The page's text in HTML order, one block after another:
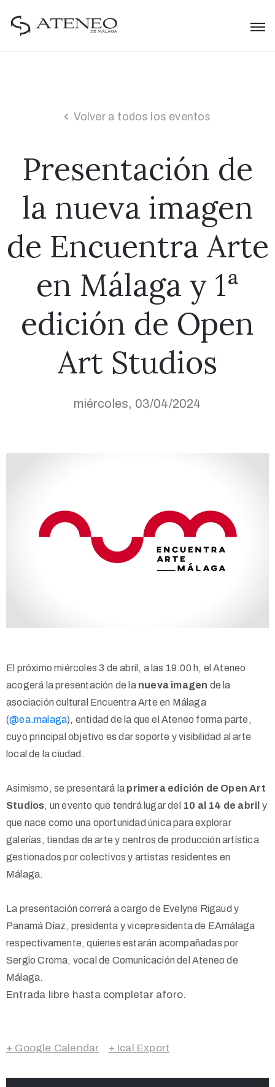
Volver a todos los eventos
Presentación de
la nueva imagen
de Encuentra Arte
en Málaga y 1ª
edición de Open
Art Studios
miércoles, 03/04/2024
El próximo miércoles 3 de abril, a las 19.00 h, el Ateneo
acogerá la presentación de la nueva imagen de la
asociación cultural Encuentra Arte en Málaga
(@ea.malaga), entidad de la que el Ateneo forma parte,
cuyo principal objetivo es dar soporte y visibilidad al arte
local de la ciudad.
Asimismo, se presentará la primera edición de Open Art
Studios, un evento que tendrá lugar del 10 al 14 de abril y
que nace como una oportunidad única para explorar
galerías, tiendas de arte y centros de producción artística
gestionados por colectivos y artistas residentes en
Málaga.
La presentación correrá a cargo de Evelyne Rigaud y
Panamá Díaz, presidenta y vicepresidenta de EAmálaga
respectivamente, quienes estarán acompañadas por
Sergio Croma, vocal de Comunicación del Ateneo de
Málaga.
Entrada libre hasta completar aforo.
+ Google Calendar + Ical Export